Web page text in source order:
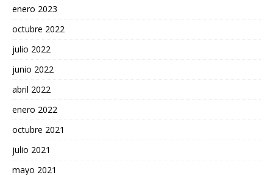
enero 2023
octubre 2022
julio 2022
junio 2022
abril 2022
enero 2022
octubre 2021
julio 2021
mayo 2021